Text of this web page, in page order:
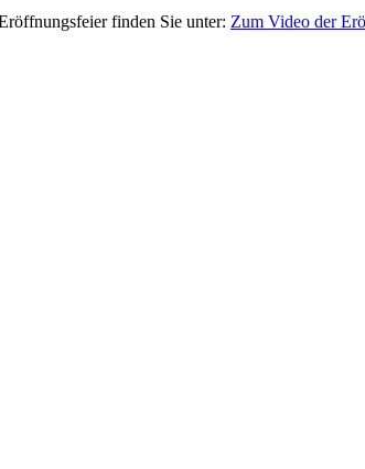
finden Sie unter: Zum Video der